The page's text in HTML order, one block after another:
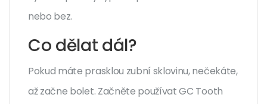
nebo bez.
Co dělat dál?
Pokud máte prasklou zubní sklovinu, nečekáte,
až začne bolet. Začněte používat GC Tooth